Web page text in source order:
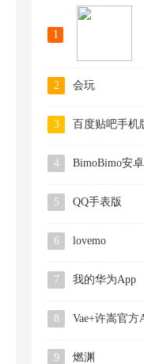
1
2 会玩
3 百度贴吧手机
4 BimoBimo安
5 QQ手表版
6 lovemo
7 我的华为App
8 Vae+许嵩官方
9 燃渊